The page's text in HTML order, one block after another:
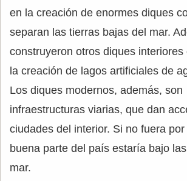
en la creación de enormes diques
separan las tierras bajas del mar.
construyeron otros diques interiores
la creación de lagos artificiales de
Los diques modernos, además, son
infraestructuras viarias, que dan
ciudades del interior. Si no fuera
buena parte del país estaría bajo
mar.